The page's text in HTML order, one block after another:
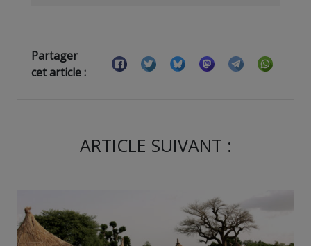
Partager
cet article :
ARTICLE SUIVANT :